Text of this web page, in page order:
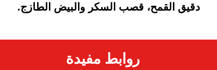
دقيق القمح، قصب السكر والبيض الطازج.
روابط مفيدة